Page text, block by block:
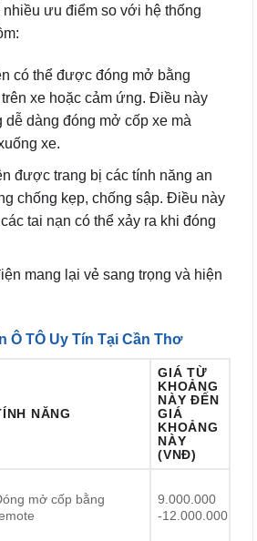
ưu điểm so với hệ thống
có thể được đóng mở bằng
trên xe hoặc cảm ứng. Điều này
dàng đóng mở cốp xe mà
xe.
được trang bị các tính năng an
chống kẹp, chống sập. Điều này
tai nạn có thể xảy ra khi đóng
mang lại vẻ sang trọng và hiện
Ô TÔ Uy Tín Tại Cần Thơ
NĂNG
GIÁ TỪ
KHOẢNG
NÀY ĐẾN
GIÁ
KHOẢNG
NÀY
(VNĐ)
mở cốp bằng
9.000.000
-12.000.000